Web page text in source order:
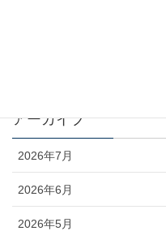
アーカイブ
2026年7月
2026年6月
2026年5月